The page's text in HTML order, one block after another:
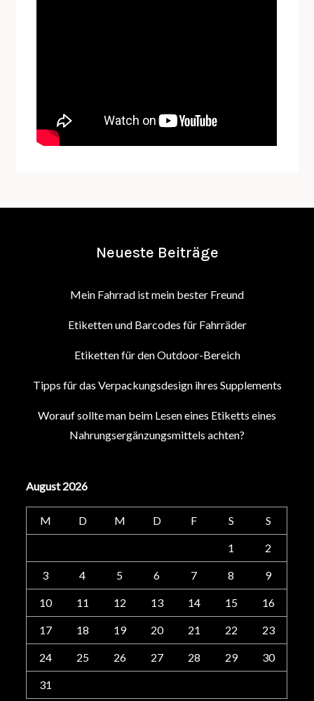
Neueste Beiträge
Mein Fahrrad ist mein bester Freund
Etiketten und Barcodes für Fahrräder
Etiketten für den Outdoor-Bereich
Tipps für das Verpackungsdesign ihres Supplements
Worauf sollte man beim Lesen eines Etiketts eines
Nahrungsergänzungsmittels achten?
August 2026
M D M D F S S
1 2
3 4 5 6 7 8 9
10 11 12 13 14 15 16
17 18 19 20 21 22 23
24 25 26 27 28 29 30
31